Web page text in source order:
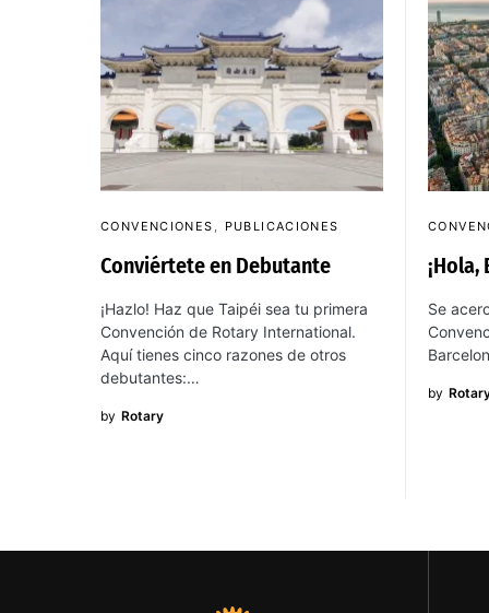
CONVENCIONES PUBLICACIONES
Conviértete en Debutante
¡Hazlo! Haz que Taipéi sea tu primera
Convención de Rotary International.
Aquí tienes cinco razones de otros
debutantes:…
by Rotary
¡Hola,
Se
by